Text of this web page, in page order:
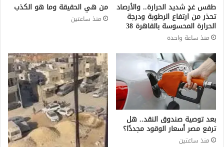
طقس غدٍ شديد الحرارة.. والأرصاد
تحذر من ارتفاع الرطوبة ودرجة
الحرارة المحسوسة بالقاهرة 38
منذ ساعة واحدة
من هي الحقيقة وما هو الكذب
منذ ساعتين
بعد توصية صندوق النقد.. هل
ترفع مصر أسعار الوقود مجددًا؟
منذ ساعتين